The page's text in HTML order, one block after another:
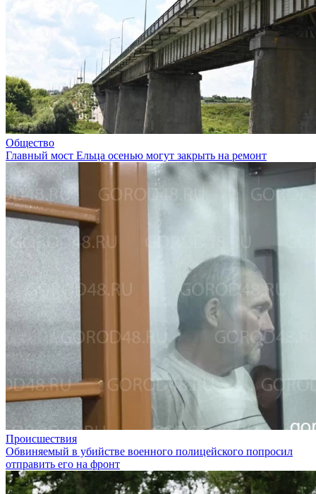
Общество
Главный мост Ельца осенью могут закрыть на ремонт
Происшествия
Обвиняемый в убийстве военного полицейского попросил
отправить его на фронт